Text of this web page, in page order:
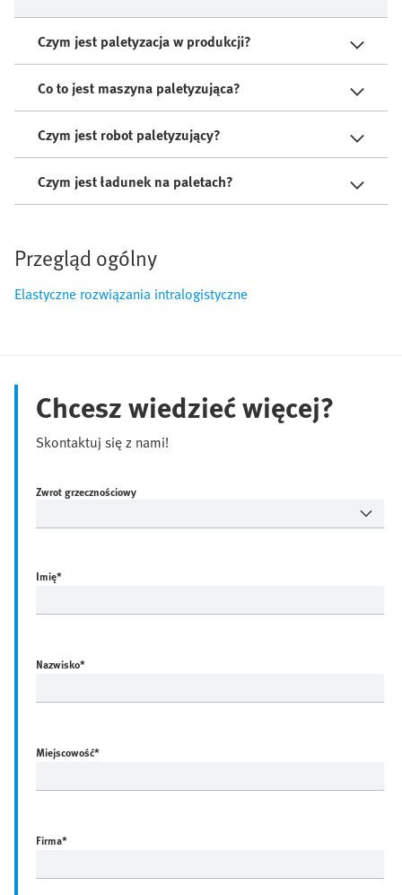
Czym jest paletyzacja w produkcji?
Co to jest maszyna paletyzująca?
Czym jest robot paletyzujący?
Czym jest ładunek na paletach?
Przegląd ogólny
Elastyczne rozwiązania intralogistyczne
Chcesz wiedzieć więcej?
Skontaktuj się z nami!
Zwrot grzecznościowy
Imię*
Nazwisko*
Miejscowość*
Firma*